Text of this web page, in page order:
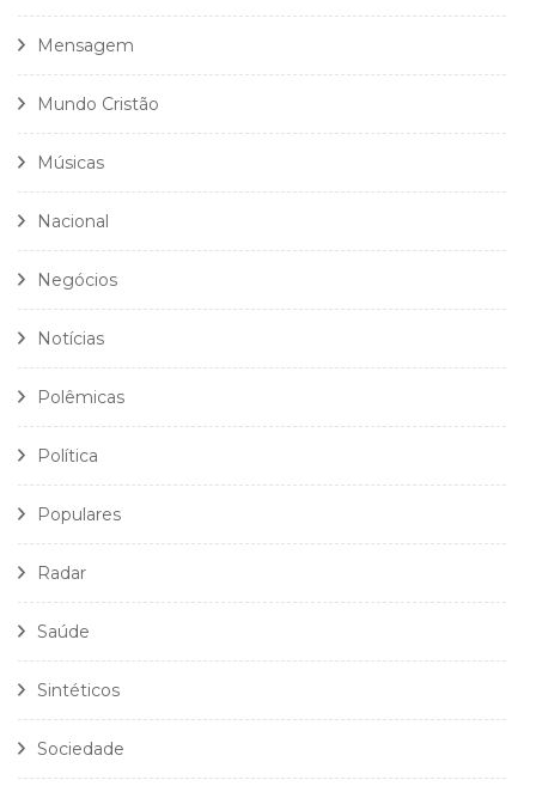
Mensagem
Mundo Cristão
Músicas
Nacional
Negócios
Notícias
Polêmicas
Política
Populares
Radar
Saúde
Sintéticos
Sociedade